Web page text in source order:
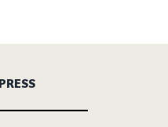
PRESS